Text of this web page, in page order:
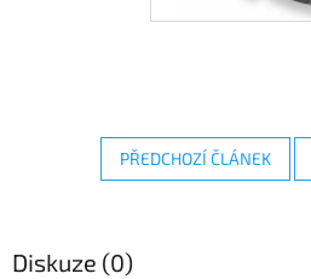
PŘEDCHOZÍ ČLÁNEK
Diskuze (0)